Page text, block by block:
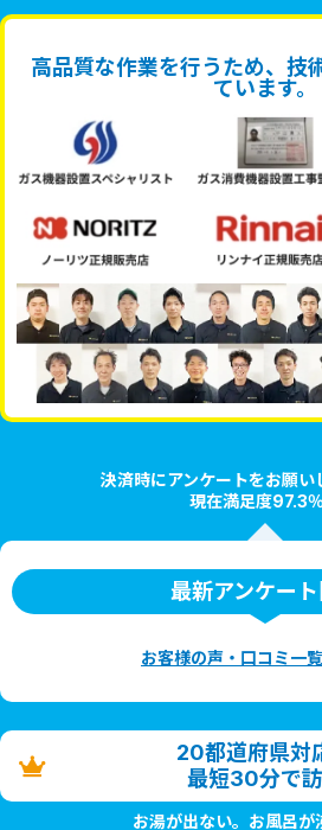
高品質な作業を行うため、技
ています。
決済時にアンケートをお願い
現在満足度97.3％
最新アンケー
お客様の声・口コミ一
20都道府県対
最短30分で
お湯が出ない。お風呂が